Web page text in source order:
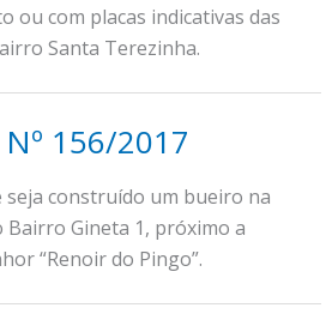
ou com placas indicativas das
Santa Terezinha.
156/2017
seja construído um bueiro na
Gineta 1, próximo a
“Renoir do Pingo”.